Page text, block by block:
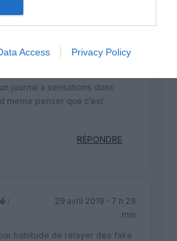
Access Privacy Policy
40 min
journal a sensations donc
meme penser que c’est
RÉPONDRE
:
29 avril 2019 - 7 h 29
min
habitude de relayer des fake